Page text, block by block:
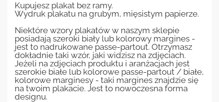
Kupujesz plakat bez ramy.
Wydruk plakatu na grubym, mięsistym papierze.
Niektóre wzory plakatów w naszym sklepie
posiadają szeroki biały lub kolorowy margines -
jest to nadrukowane passe-partout. Otrzymasz
dokładnie taki wzór, jaki widzisz na zdjęciach.
Jeżeli na zdjęciach produktu i aranżacjach jest
szerokie białe lub kolorowe passe-partout / białe,
kolorowe marginesy - taki margines znajdzie się
na twoim plakacie. Jest to nowoczesna forma
designu.